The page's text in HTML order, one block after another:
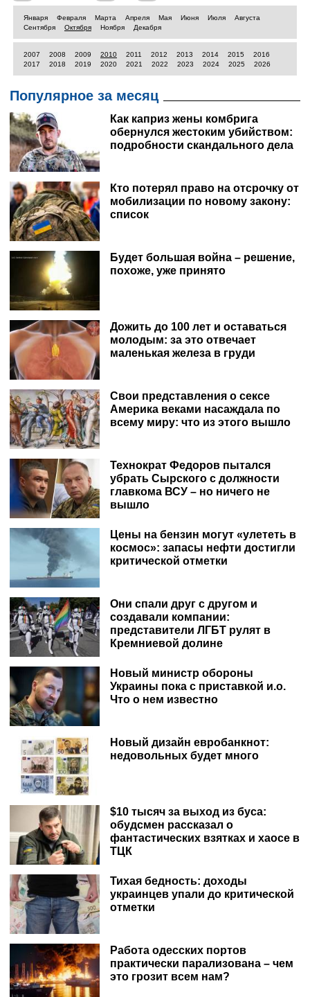
Января Февраля Марта Апреля Мая Июня Июля
Августа
Сентября
Октября Ноября Декабря
2007 2008 2009 2010 2011 2012 2013 2014 2015
2016
2017
2018 2019 2020 2021 2022 2023 2024 2025 2026
Популярное за месяц
Как каприз жены комбрига
обернулся жестоким убийством:
подробности скандального дела
Кто потерял право на отсрочку от
мобилизации по новому закону:
список
Будет большая война – решение,
похоже, уже принято
Дожить до 100 лет и оставаться
молодым: за это отвечает
маленькая железа в груди
Свои представления о сексе
Америка веками насаждала по
всему миру: что из этого вышло
Технократ Федоров пытался
убрать Сырского с должности
главкома ВСУ – но ничего не
вышло
Цены на бензин могут «улететь в
космос»: запасы нефти достигли
критической отметки
Они спали друг с другом и
создавали компании:
представители ЛГБТ рулят в
Кремниевой долине
Новый министр обороны
Украины пока с приставкой и.о.
Что о нем известно
Новый дизайн евробанкнот:
недовольных будет много
$10 тысяч за выход из буса:
обудсмен рассказал о
фантастических взятках и хаосе в
ТЦК
Тихая бедность: доходы
украинцев упали до критической
отметки
Работа одесских портов
практически парализована – чем
это грозит всем нам?